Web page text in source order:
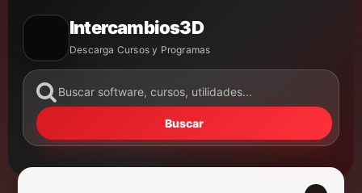
Intercambios3D
Descarga Cursos y Programas
Buscar